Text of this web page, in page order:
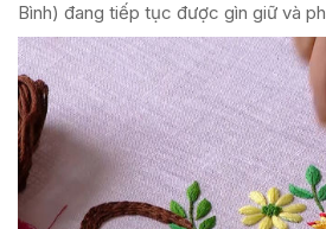
Bình) đang tiếp tục được gìn giữ và